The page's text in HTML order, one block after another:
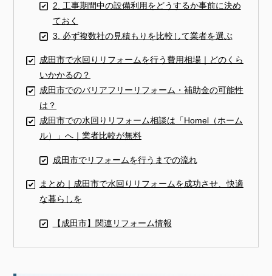
2. 工事期間中の設備利用をどうするか事前に決め
ておく
3. 必ず複数社の見積もりを比較して業者を選ぶ
成田市で水回りリフォームを行う費用相場｜どのくら
いかかるの？
成田市でのバリアフリーリフォーム・補助金の可能性
は？
成田市での水回りリフォーム相談は「Homel（ホーム
ル）」へ｜業者比較が無料
成田市でリフォームを行うまでの流れ
まとめ｜成田市で水回りリフォームを成功させ、快適
な暮らしを
【成田市】関連リフォーム情報